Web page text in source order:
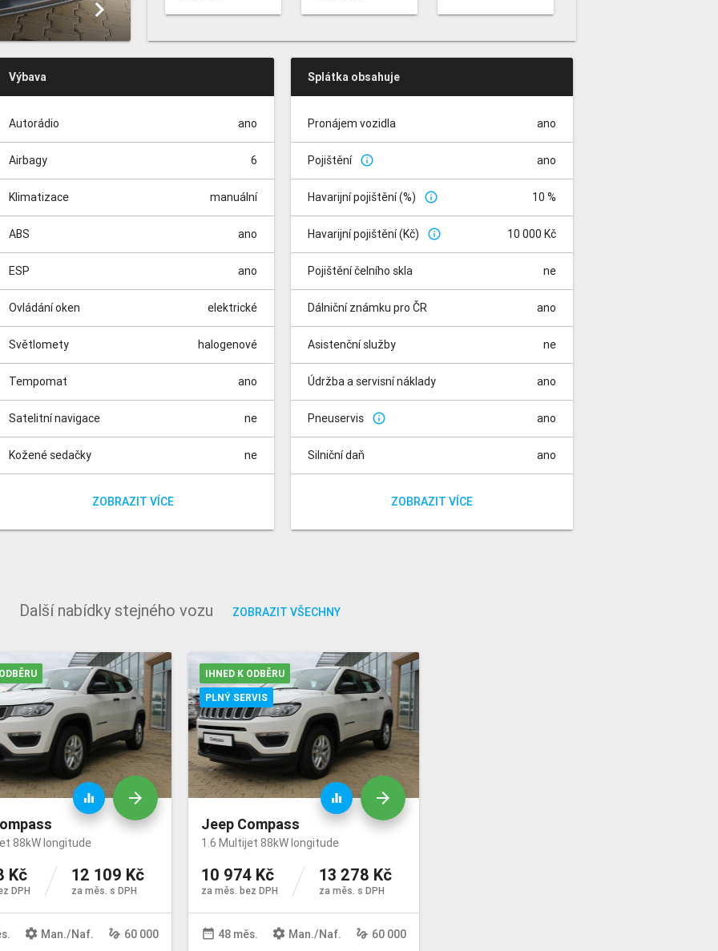
keyboard_arrow_right
Výbava
Autorádio ano
Airbagy 6
Klimatizace manuální
ABS ano
ESP ano
Ovládání oken elektrické
Světlomety halogenové
Tempomat ano
Satelitní navigace ne
Kožené sedačky ne
ZOBRAZIT VÍCE
Splátka obsahuje
Pronájem vozidla ano
Pojištění info_outline ano
Havarijní pojištění (%) info_outline 10 %
Havarijní pojištění (Kč) info_outline 10 000 Kč
Pojištění čelního skla ne
Dálniční známku pro ČR ano
Asistenční služby ne
Údržba a servisní náklady ano
Pneuservis info_outline ano
Silniční daň ano
ZOBRAZIT VÍCE
Další nabídky stejného vozu ZOBRAZIT VŠECHNY
88kW longitude
Kč
DPH
12 109 Kč
za měs. s DPH
settings Man./Naf. gesture 60 000
arrow_forward
equalizer
Jeep Compass
1.6 Multijet 88kW longitude
10 974 Kč
za měs. bez DPH
13 278 Kč
za měs. s DPH
date_range 48 měs. settings Man./Naf. gesture 60 000
arrow_forward
equalizer
IHNED K ODBĚRU
PLNÝ SERVIS